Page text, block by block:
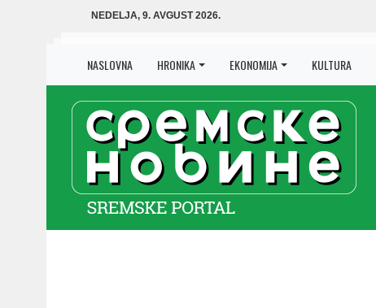
NEDELJA, 9. AVGUST 2026.
NASLOVNA HRONIKA EKONOMIJA KULTURA